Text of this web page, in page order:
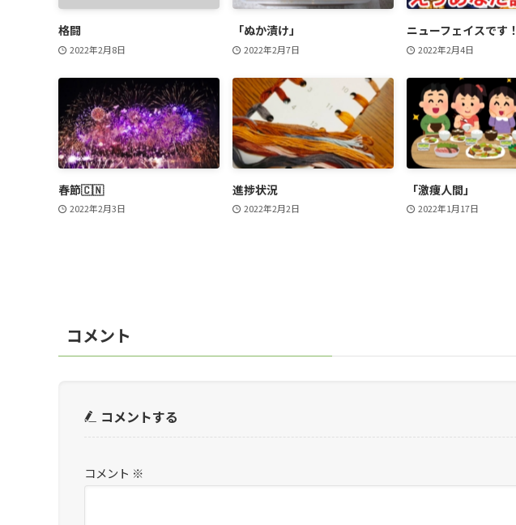
格闘
2022年2月8日
「ぬか漬け」
2022年2月7日
ニューフェイスです！
2022年2月4日
春節🇨🇳
2022年2月3日
進捗状況
2022年2月2日
「激痩人間」
2022年1月17日
コメント
コメントする
コメント ※